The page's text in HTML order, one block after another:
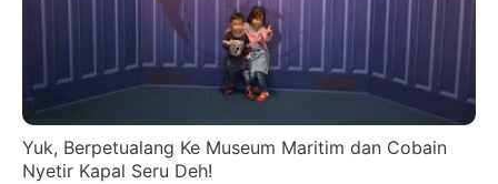
Yuk, Berpetualang Ke Museum Maritim dan Cobain
Nyetir Kapal Seru Deh!